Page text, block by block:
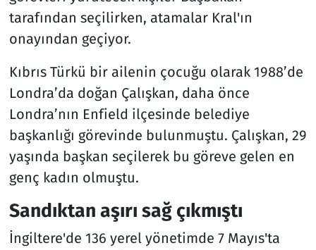
tarafından seçilirken, atamalar Kral'ın
onayından geçiyor.
Kıbrıs Türkü bir ailenin çocuğu olarak 1988’de
Londra’da doğan Çalışkan, daha önce
Londra’nın Enfield ilçesinde belediye
başkanlığı görevinde bulunmuştu. Çalışkan, 29
yaşında başkan seçilerek bu göreve gelen en
genç kadın olmuştu.
Sandıktan aşırı sağ çıkmıştı
İngiltere'de 136 yerel yönetimde 7 Mayıs'ta